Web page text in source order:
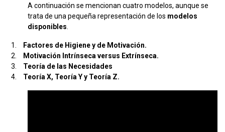
A continuación se mencionan cuatro modelos, aunque se
trata de una pequeña representación de los modelos
disponibles
Factores de Higiene y de Motivación.
Motivación Intrínseca versus Extrínseca.
Teoría de las Necesidades
Teoría X, Teoría Y y Teoría Z.